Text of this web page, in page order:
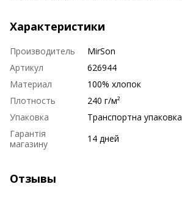
Характеристики
Производитель
MirSon
Артикул
626944
Материал
100% хлопок
Плотность
240 г/м²
Упаковка
Транспортна упаковка
Гарантія
магазину
14 дней
Отзывы